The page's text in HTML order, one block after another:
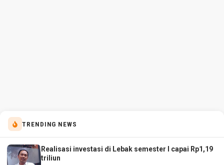
TRENDING NEWS
Realisasi investasi di Lebak semester I capai Rp1,19
triliun